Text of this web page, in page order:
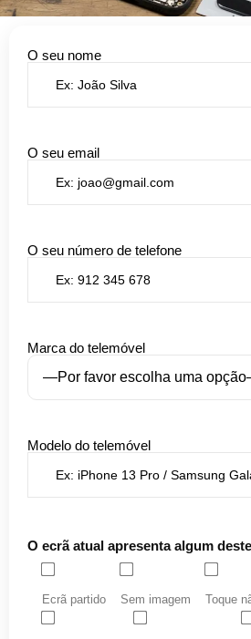
O seu nome
O seu email
O seu número de telefone
Marca do telemóvel
Modelo do telemóvel
O ecrã atual apresenta algum
Ecrã partido Sem imagem Toque